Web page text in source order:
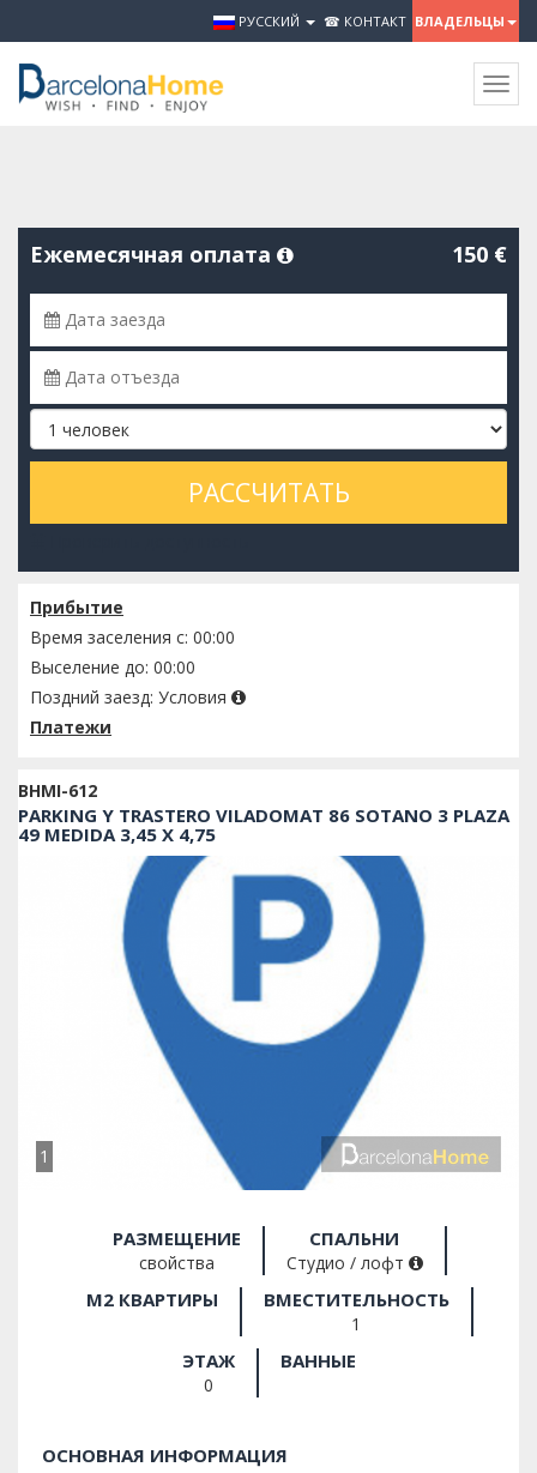
РУССКИЙ ☎ КОНТАКТ ВЛАДЕЛЬЦЫ
Ежемесячная оплата 150 €
РАССЧИТАТЬ
Прибытие
Время заселения с: 00:00
Выселение до: 00:00
Поздний заезд: Условия
Платежи
BHMI-612
PARKING Y TRASTERO VILADOMAT 86 SOTANO 3 PLAZA
49 MEDIDA 3,45 X 4,75
1
РАЗМЕЩЕНИЕ
свойства
СПАЛЬНИ
Студио / лофт
M2 КВАРТИРЫ ВМЕСТИТЕЛЬНОСТЬ
1
ЭТАЖ
0
ВАННЫЕ
ОСНОВНАЯ ИНФОРМАЦИЯ